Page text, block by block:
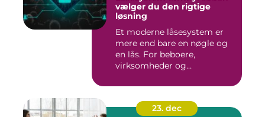
vælger du den rigtige
løsning
Et moderne låsesystem er
mere end bare en nøgle og
en lås. For beboere,
virksomheder og
23. dec